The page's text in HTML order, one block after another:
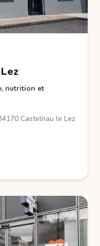
nutrition et
Castelnau le Lez